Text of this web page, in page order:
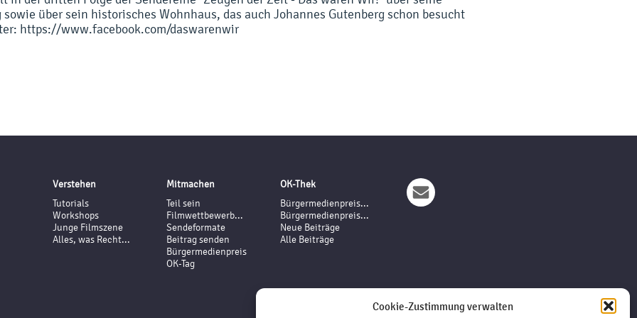
Cookie-Zustimmung verwalten
über sein historisches Wohnhaus, das auch Johannes Gutenberg schon besucht
https://www.facebook.com/daswarenwir
Verstehen
Tutorials
Workshops
Junge Filmszene
Alles, was Recht...
Mitmachen
Teil sein
Filmwettbewerb...
Sendeformate
Beitrag senden
Bürgermedienpreis
OK-Tag
OK-Thek
Bürgermedienpreis...
Bürgermedienpreis...
Neue Beiträge
Alle Beiträge